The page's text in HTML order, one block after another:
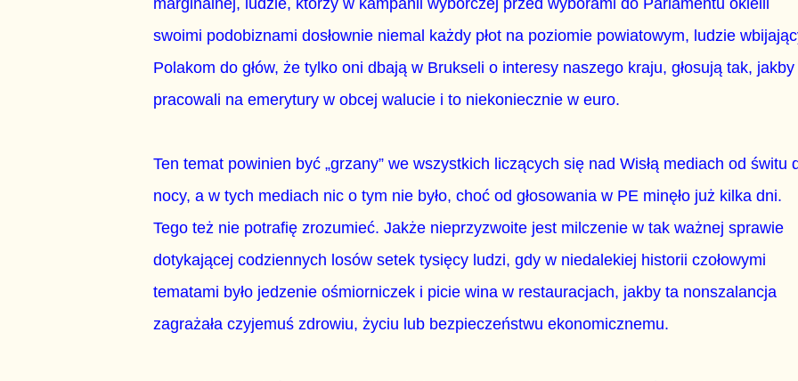
marginalnej, ludzie, którzy w kampanii wyborczej przed wyborami do Parlamentu okleili
swoimi podobiznami dosłownie niemal każdy płot na poziomie powiatowym, ludzie
Polakom do głów, że tylko oni dbają w Brukseli o interesy naszego kraju, głosują tak, jakby
pracowali na emerytury w obcej walucie i to niekoniecznie w euro.
Ten temat powinien być „grzany” we wszystkich liczących się nad Wisłą mediach od świtu
nocy, a w tych mediach nic o tym nie było, choć od głosowania w PE minęło już kilka dni.
Tego też nie potrafię zrozumieć. Jakże nieprzyzwoite jest milczenie w tak ważnej sprawie
dotykającej codziennych losów setek tysięcy ludzi, gdy w niedalekiej historii czołowymi
tematami było jedzenie ośmiorniczek i picie wina w restauracjach, jakby ta nonszalancja
zagrażała czyjemuś zdrowiu, życiu lub bezpieczeństwu ekonomicznemu.